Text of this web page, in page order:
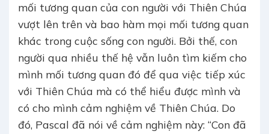
mối tương quan của con người với Thiên Chúa
vượt lên trên và bao hàm mọi mối tương quan
khác trong cuộc sống con người. Bởi thế, con
người qua nhiều thế hệ vẫn luôn tìm kiếm cho
mình mối tương quan đó để qua việc tiếp xúc
với Thiên Chúa mà có thể hiểu được mình và
có cho mình cảm nghiệm về Thiên Chúa. Do
đó, Pascal đã nói về cảm nghiệm này: “Con đã